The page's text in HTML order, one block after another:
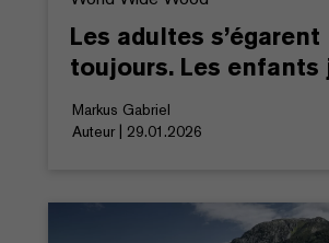
Les adultes s’égarent
toujours. Les enfants
Markus Gabriel
Auteur | 29.01.2026